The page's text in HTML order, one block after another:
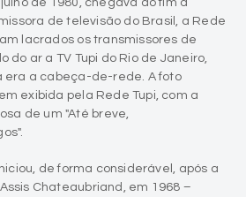
era a cabeça-de-rede. A foto
exibida pela Rede Tupi, com a
de um "Até breve,
de forma considerável, após a
Chateaubriand, em 1968 –
conglomerados de